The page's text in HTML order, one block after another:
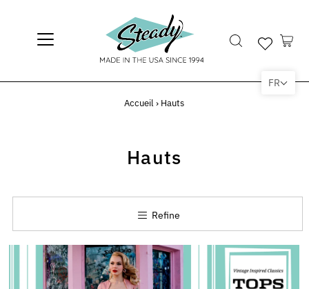
Accueil › Hauts
Hauts
Refine
FR